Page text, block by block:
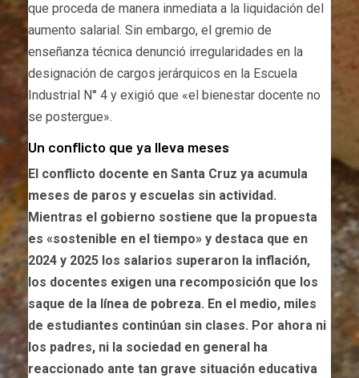
que proceda de manera inmediata a la liquidación del
aumento salarial. Sin embargo, el gremio de
enseñanza técnica denunció irregularidades en la
designación de cargos jerárquicos en la Escuela
Industrial N° 4 y exigió que «el bienestar docente no
se postergue».
Un conflicto que ya lleva meses
El conflicto docente en Santa Cruz ya acumula
meses de paros y escuelas sin actividad.
Mientras el gobierno sostiene que la propuesta
es «sostenible en el tiempo» y destaca que en
2024 y 2025 los salarios superaron la inflación,
los docentes exigen una recomposición que los
saque de la línea de pobreza. En el medio, miles
de estudiantes continúan sin clases. Por ahora ni
los padres, ni la sociedad en general ha
reaccionado ante tan grave situación educativa